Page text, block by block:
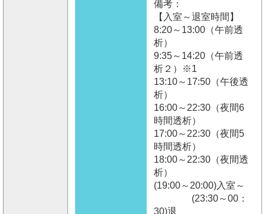
備考：
【入室～退室時間】
8:20～13:00（午前透
析）
9:35～14:20（午前透
析２）※1
13:10～17:50（午後透
析）
16:00～22:30（夜間6
時間透析）
17:00～22:30（夜間5
時間透析）
18:00～22:30（夜間透
析）
(19:00～20:00)入室～
(23:30～00：
30)退